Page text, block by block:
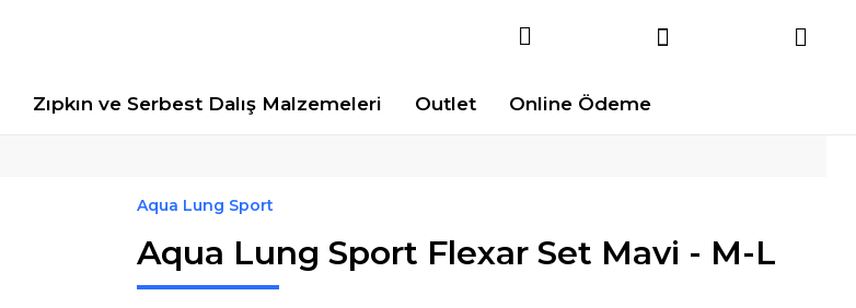
Zıpkın ve Serbest Dalış Malzemeleri Outlet Online Ödeme
Aqua Lung Sport
Aqua Lung Sport Flexar Set Mavi - M-L